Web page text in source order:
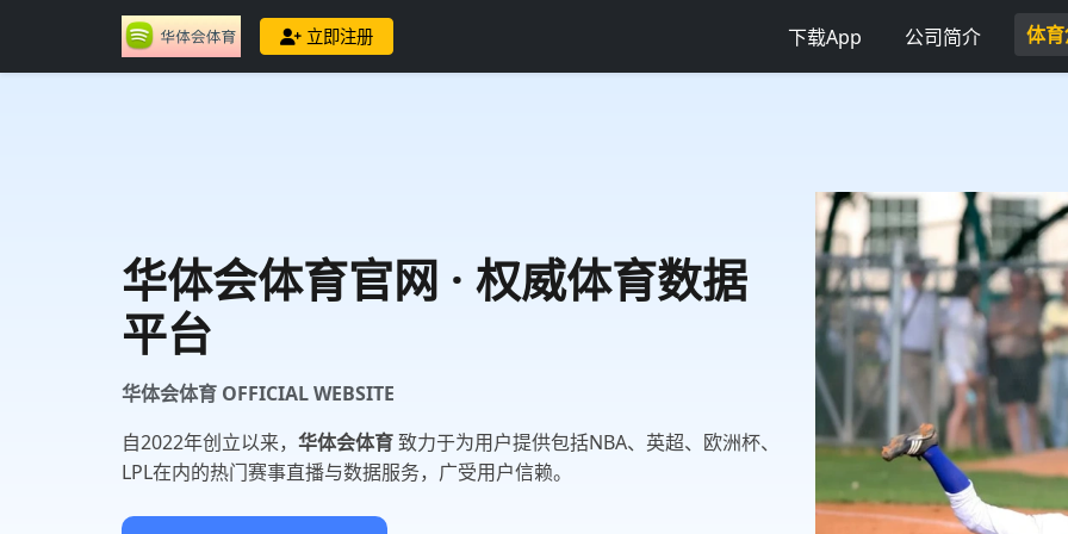
立即注册 下载App 公司简介 体
华体会体育官网 · 权威体育数据
平台
华体会体育 OFFICIAL WEBSITE
自2022年创立以来， 华体会体育致力于为用户提供包括NBA、英超、欧洲杯、
LPL在内的热门赛事直播与数据服务，广受用户信赖。